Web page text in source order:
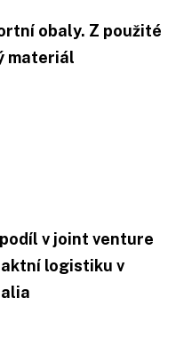
obaly. Z použité
materiál
v joint venture
logistiku v